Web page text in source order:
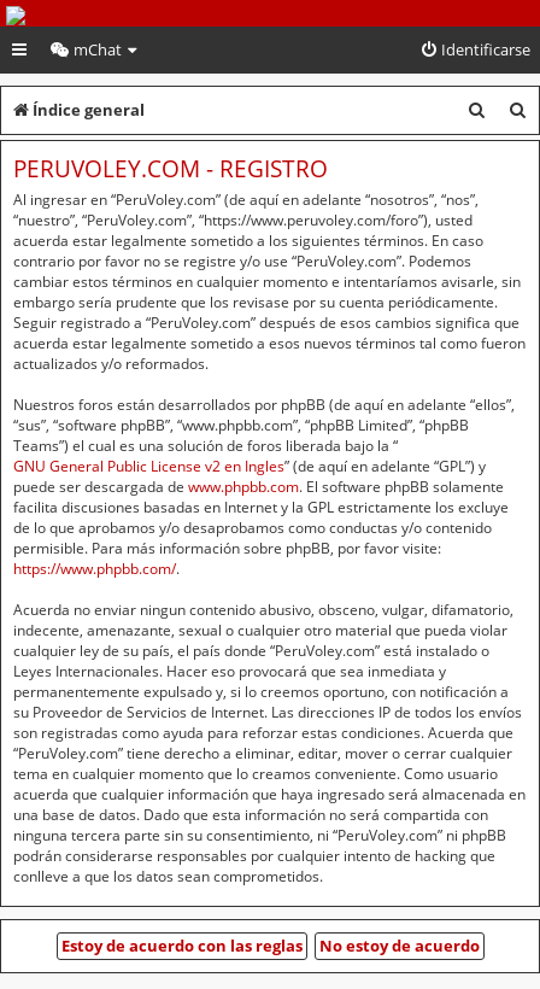
PeruVoley.com
mChat Identificarse
Índice general
u
u
r
PERUVOLEY.COM - REGISTRO
Al ingresar en “PeruVoley.com” (de aquí en adelante “nosotros”, “nos”,
“nuestro”, “PeruVoley.com”, “https://www.peruvoley.com/foro”), usted
acuerda estar legalmente sometido a los siguientes términos. En caso
contrario por favor no se registre y/o use “PeruVoley.com”. Podemos
cambiar estos términos en cualquier momento e intentaríamos avisarle, sin
embargo sería prudente que los revisase por su cuenta periódicamente.
Seguir registrado a “PeruVoley.com” después de esos cambios significa que
acuerda estar legalmente sometido a esos nuevos términos tal como fueron
actualizados y/o reformados.
Nuestros foros están desarrollados por phpBB (de aquí en adelante “ellos”,
“sus”, “software phpBB”, “www.phpbb.com”, “phpBB Limited”, “phpBB
Teams”) el cual es una solución de foros liberada bajo la “
GNU General Public License v2 en Ingles” (de aquí en adelante “GPL”) y
puede ser descargada de www.phpbb.com. El software phpBB solamente
facilita discusiones basadas en Internet y la GPL estrictamente los excluye
de lo que aprobamos y/o desaprobamos como conductas y/o contenido
permisible. Para más información sobre phpBB, por favor visite:
https://www.phpbb.com/.
Acuerda no enviar ningun contenido abusivo, obsceno, vulgar, difamatorio,
indecente, amenazante, sexual o cualquier otro material que pueda violar
cualquier ley de su país, el país donde “PeruVoley.com” está instalado o
Leyes Internacionales. Hacer eso provocará que sea inmediata y
permanentemente expulsado y, si lo creemos oportuno, con notificación a
su Proveedor de Servicios de Internet. Las direcciones IP de todos los envíos
son registradas como ayuda para reforzar estas condiciones. Acuerda que
“PeruVoley.com” tiene derecho a eliminar, editar, mover o cerrar cualquier
tema en cualquier momento que lo creamos conveniente. Como usuario
acuerda que cualquier información que haya ingresado será almacenada en
una base de datos. Dado que esta información no será compartida con
ninguna tercera parte sin su consentimiento, ni “PeruVoley.com” ni phpBB
podrán considerarse responsables por cualquier intento de hacking que
conlleve a que los datos sean comprometidos.